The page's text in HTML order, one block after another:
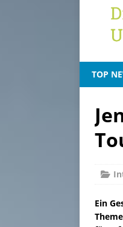
TOP
Ein